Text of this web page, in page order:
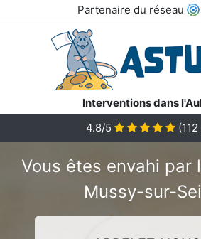
Partenaire du réseau
Interventions dans
4.8/5 (112
Vous êtes envahi par
Mussy-sur-